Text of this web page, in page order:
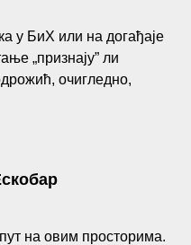
у БиХ или на догађаје
„признају” ли
очигледно,
на овим просторима.